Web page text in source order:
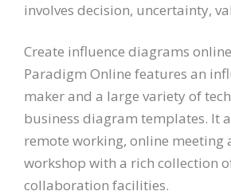
involves decision, uncertainty,
Create influence diagrams
Paradigm Online features an
maker and a large variety of
business diagram templates. It
remote working, online meeting
workshop with a rich collection
collaboration facilities.